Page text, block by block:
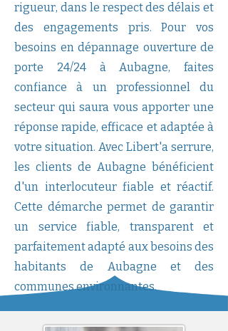
rigueur, dans le respect des délais et
des engagements pris. Pour vos
besoins en dépannage ouverture de
porte 24/24 à Aubagne, faites
confiance à un professionnel du
secteur qui saura vous apporter une
réponse rapide, efficace et adaptée à
votre situation. Avec Libert'a serrure,
les clients de Aubagne bénéficient
d'un interlocuteur fiable et réactif.
Cette démarche permet de garantir
un service fiable, transparent et
parfaitement adapté aux besoins des
habitants de Aubagne et des
communes environnantes.